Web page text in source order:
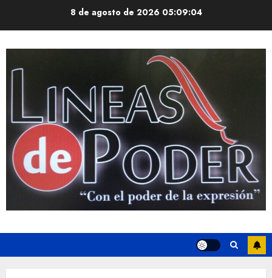
8 de agosto de 2026 05:09:05